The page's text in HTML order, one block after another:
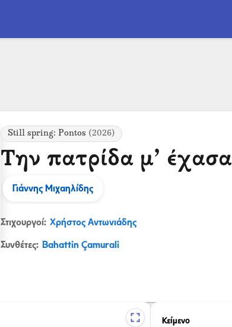
Still spring: Pontos (2026)
Την πατρίδα μ’ έχασα
Γιάννης Μιχαηλίδης
Στιχουργοί: Χρήστος Αντωνιάδης
Συνθέτες: Bahattin Çamurali
Κείμενο